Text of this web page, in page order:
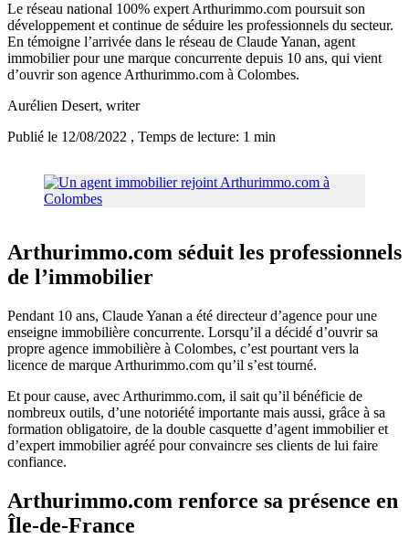
Le réseau national 100% expert Arthurimmo.com poursuit son
développement et continue de séduire les professionnels du secteur.
En témoigne l’arrivée dans le réseau de Claude Yanan, agent
immobilier pour une marque concurrente depuis 10 ans, qui vient
d’ouvrir son agence Arthurimmo.com à Colombes.
Aurélien Desert, writer
Publié le 12/08/2022 , Temps de lecture: 1 min
Arthurimmo.com séduit les professionnels
de l’immobilier
Pendant 10 ans, Claude Yanan a été directeur d’agence pour une
enseigne immobilière concurrente. Lorsqu’il a décidé d’ouvrir sa
propre agence immobilière à Colombes, c’est pourtant vers la
licence de marque Arthurimmo.com qu’il s’est tourné.
Et pour cause, avec Arthurimmo.com, il sait qu’il bénéficie de
nombreux outils, d’une notoriété importante mais aussi, grâce à sa
formation obligatoire, de la double casquette d’agent immobilier et
d’expert immobilier agréé pour convaincre ses clients de lui faire
confiance.
Arthurimmo.com renforce sa présence en
Île-de-France